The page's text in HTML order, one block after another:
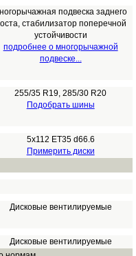
подвеска заднего
стабилизатор поперечной
устойчивости
подробнее о многорычажной
подвеске...
255/35 R19, 285/30 R20
Подобрать шины
5x112 ET35 d66.6
Примерить диски
Дисковые вентилируемые
Дисковые вентилируемые